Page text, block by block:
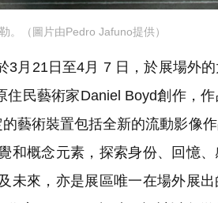
。（圖片由Pedro Jafuno提供）
月21日至4月 7 日，於展場外
民藝術家Daniel Boyd創作，
藝術裝置包括全新的流動影像
概念元素，探索身份、回憶、
未來，亦是展區唯一在場外展